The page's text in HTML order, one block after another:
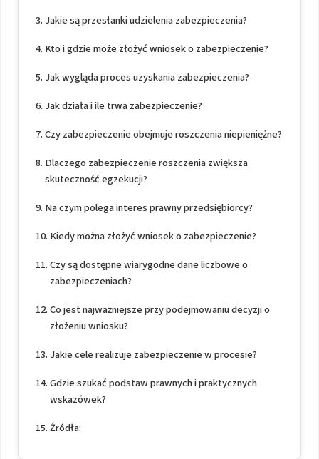
Jakie są przesłanki udzielenia zabezpieczenia?
Kto i gdzie może złożyć wniosek o zabezpieczenie?
Jak wygląda proces uzyskania zabezpieczenia?
Jak działa i ile trwa zabezpieczenie?
Czy zabezpieczenie obejmuje roszczenia niepieniężne?
Dlaczego zabezpieczenie roszczenia zwiększa
skuteczność egzekucji?
Na czym polega interes prawny przedsiębiorcy?
Kiedy można złożyć wniosek o zabezpieczenie?
Czy są dostępne wiarygodne dane liczbowe o
zabezpieczeniach?
Co jest najważniejsze przy podejmowaniu decyzji o
złożeniu wniosku?
Jakie cele realizuje zabezpieczenie w procesie?
Gdzie szukać podstaw prawnych i praktycznych
wskazówek?
Źródła: